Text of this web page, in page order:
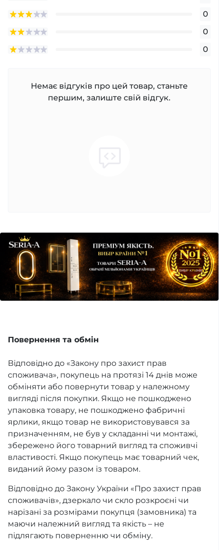
0
0
0
Немає відгуків про цей товар, станьте
першим, залиште свій відгук.
Повернення та обмін
Відповідно до «Закону про захист прав
споживача», покупець на протязі 14 днів може
обміняти або повернути товар у належному
вигляді після покупки. Якщо не пошкоджено
упаковка товару, не пошкоджено фабричні
ярлики, якщо товар не використовувався за
призначенням, не був у складанні чи монтажі,
збережено його товарний вигляд та споживчі
властивості. Якщо покупець має товарний чек,
виданий йому разом із товаром.
Відповідно до Закону України «Про захист прав
споживачів», дзеркало чи скло розкроєні чи
нарізані за розмірами покупця (замовника) та
маючи належний вигляд та якість – не
підлягають поверненню чи обміну.